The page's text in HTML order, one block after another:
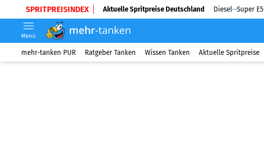
SPRITPREISINDEX Aktuelle Spritpreise Deutschland Diesel Super E5
Menü
mehr-tanken PUR Ratgeber Tanken Wissen Tanken Aktuelle Spritpreise